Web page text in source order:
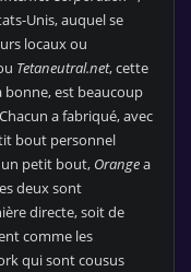
Unis, auquel se
locaux ou
Tetaneutral.net, cette
bonne, est beaucoup
a fabriqué, avec
bout personnel
petit bout, Orangea
deux sont
directe, soit de
comme les
qui sont cousus